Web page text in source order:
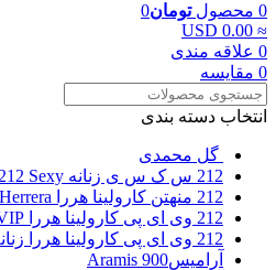
0 محصول تومان0
≈ 0.00 USD
0 علاقه مندی
0 مقایسه
انتخاب دسته بندی
گل محمدی
212 س ک س ی زنانه Carolina Herrera 212 Sexy
212 منهتن کارولینا هررا Carolina Herrera
212 وی ای پی کارولینا هررا Carolina Herrera 212 VIP
212 وی ای پی کارولینا هررا زنانه Carolina Herrera
آرامیس900 Aramis